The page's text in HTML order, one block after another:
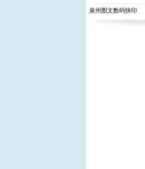
泉州图文数码快印